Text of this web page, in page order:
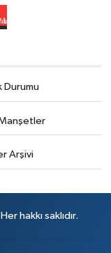
Durumu
Arşivi
hakkı saklıdır.